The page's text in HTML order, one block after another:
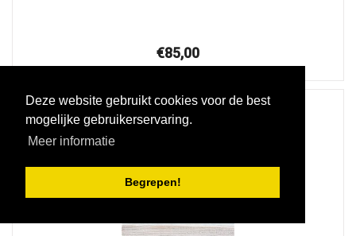
Deze website gebruikt cookies voor de best
mogelijke gebruikerservaring.
Meer informatie
Begrepen!
€85,00